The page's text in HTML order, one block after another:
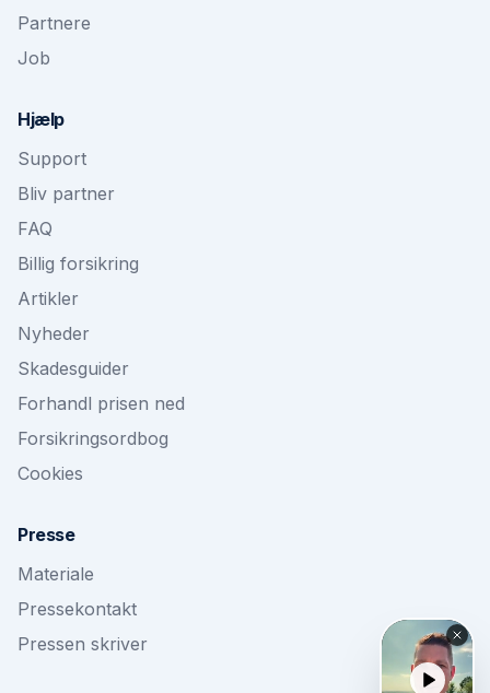
Partnere
Job
Hjælp
Support
Bliv partner
FAQ
Billig forsikring
Artikler
Nyheder
Skadesguider
Forhandl prisen ned
Forsikringsordbog
Cookies
Presse
Materiale
Pressekontakt
Pressen skriver